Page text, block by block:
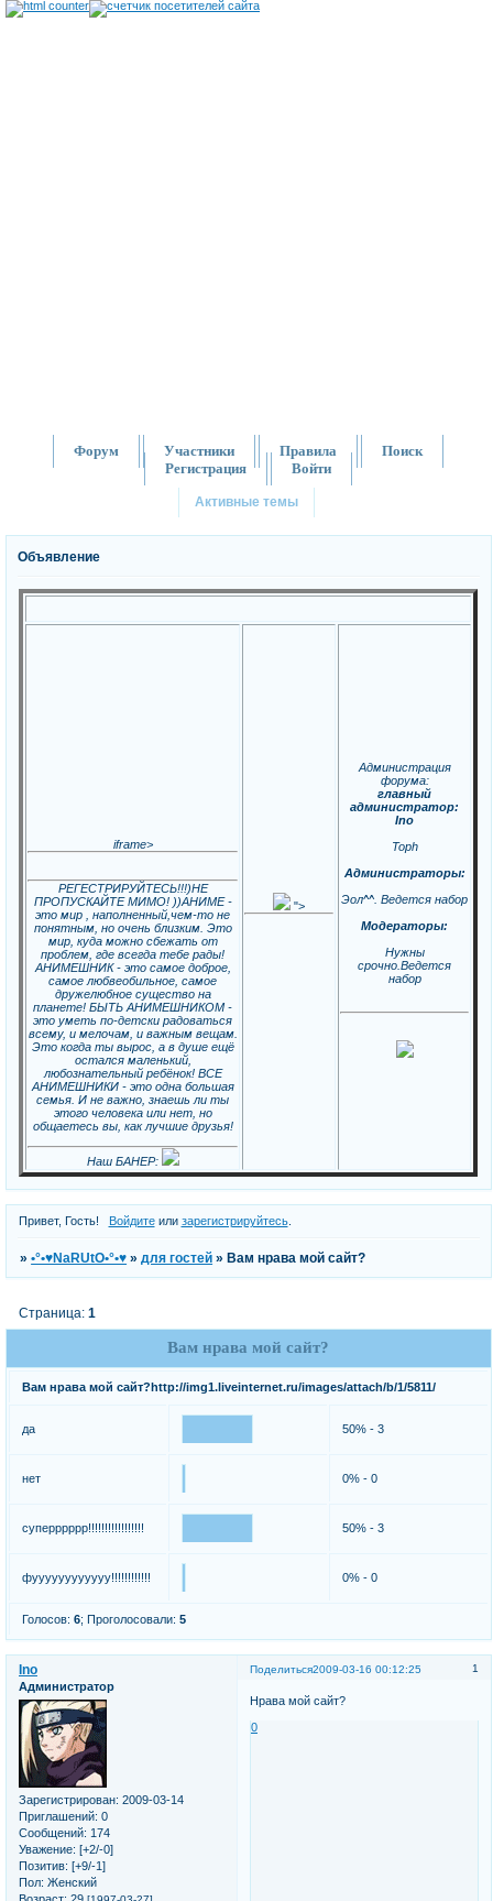
Форум Участники Правила
Поиск
Регистрация
Войти
Активные темы
Объявление
iframe>
РЕГЕСТРИРУЙТЕСЬ!!!)НЕ
ПРОПУСКАЙТЕ МИМО! ))АНИМЕ -
это мир , наполненный,чем-то не
понятным, но очень близким. Это
мир, куда можно сбежать от
проблем, где всегда тебе рады!
АНИМЕШНИК - это самое доброе,
самое любвеобильное, самое
дружелюбное существо на
планете! БЫТЬ АНИМЕШНИКОМ -
это уметь по-детски радоваться
всему, и мелочам, и важным вещам.
Это когда ты вырос, а в душе ещё
остался маленький,
любознательный ребёнок! ВСЕ
АНИМЕШНИКИ - это одна большая
семья. И не важно, знаешь ли ты
этого человека или нет, но
общаетесь вы, как лучшие друзья!
Наш БАНЕР:
">
Администрация
форума:
главный
администратор:
Ino
Toph
Администраторы:
Эол^^. Ведется набор
Модераторы:
Нужны
срочно.Ведется
набор
Привет, Гость! Войдитеили зарегистрируйтесь.
»•°•♥NaRUtO•°•♥ »для гостей » Вам нрава мой сайт?
Вам нрава мой сайт?
Страница:1
Вам нрава мой сайт?http://img1.liveinternet.ru/images/attach/b/1/5811/
да 50% - 3
нет 0% - 0
суперррррр!!!!!!!!!!!!!!!!! 50% - 3
фуууууууууууу!!!!!!!!!!!! 0% - 0
Голосов:6;Проголосовали:5
Поделиться 1
2009-03-16 00:12:25
Ino
Администратор
Зарегистрирован: 2009-03-14
Приглашений: 0
Сообщений: 174
Уважение: [+2/-0]
Позитив: [+9/-1]
Пол: Женский
Нрава мой сайт?
0